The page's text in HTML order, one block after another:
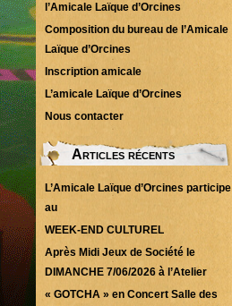
l’Amicale Laïque d’Orcines
Composition du bureau de l’Amicale
Laïque d’Orcines
Inscription amicale
L’amicale Laïque d’Orcines
Nous contacter
Articles récents
L’Amicale Laïque d’Orcines participe
au
WEEK-END CULTUREL
Après Midi Jeux de Société le
DIMANCHE 7/06/2026 à l’Atelier
« GOTCHA » en Concert Salle des